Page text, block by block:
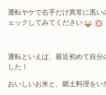
運転ヤケで右手だけ異常に黒
ェックしてみてください
運転といえば、最近初めて自分
した！
おいしいお米と、郷土料理をい